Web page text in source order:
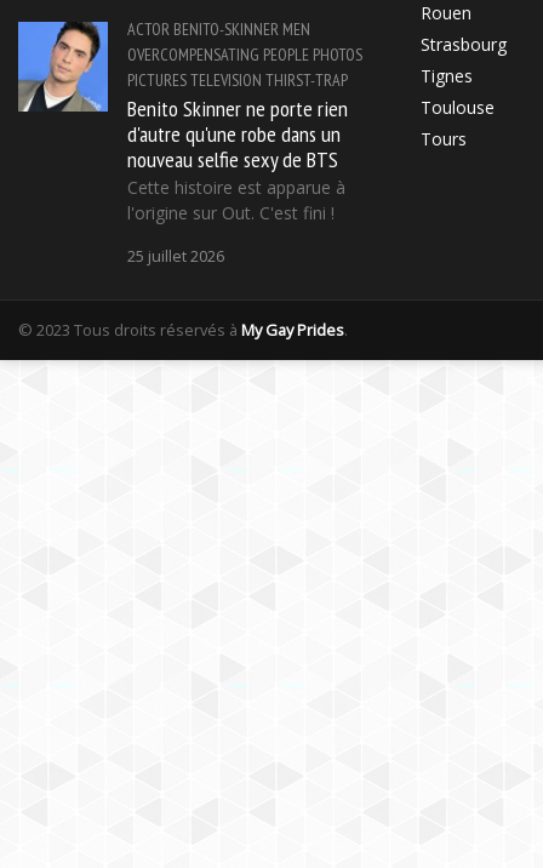
ACTOR BENITO-SKINNER MEN
OVERCOMPENSATING PEOPLE PHOTOS
PICTURESTELEVISION THIRST-TRAP
Benito Skinner ne porte rien
d'autre qu'une robe dans un
nouveau selfie sexy de BTS
Cette histoire est apparue à
l'origine sur Out. C'est fini !
25 juillet 2026
Rouen
Strasbourg
Tignes
Toulouse
Tours
© 2023 Tous droits réservés à My Gay Prides.